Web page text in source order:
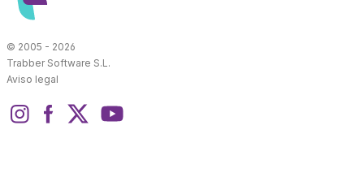
© 2005 - 2026
Trabber Software S.L.
Aviso legal